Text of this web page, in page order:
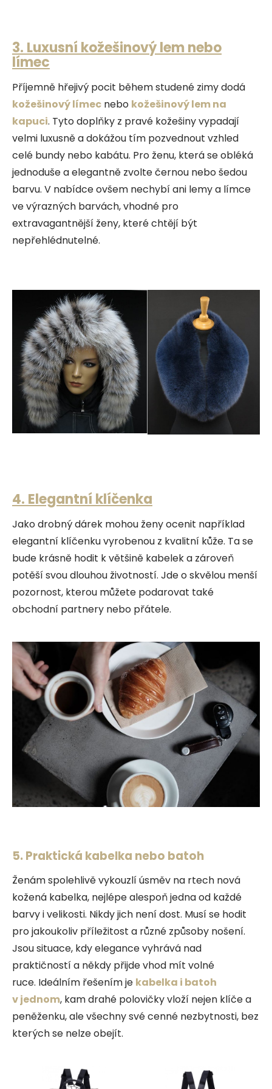
3. Luxusní kožešinový lem nebo
límec
Příjemně hřejivý pocit během studené zimy dodá
kožešinový límec nebo kožešinový lem na
kapuci. Tyto doplňky z pravé kožešiny vypadají
velmi luxusně a dokážou tím pozvednout vzhled
celé bundy nebo kabátu. Pro ženu, která se obléká
jednoduše a elegantně zvolte černou nebo šedou
barvu. V nabídce ovšem nechybí ani lemy a límce
ve výrazných barvách, vhodné pro
extravagantnější ženy, které chtějí být
nepřehlédnutelné.
4. Elegantní klíčenka
Jako drobný dárek mohou ženy ocenit například
elegantní klíčenku vyrobenou z kvalitní kůže. Ta se
bude krásně hodit k většině kabelek a zároveň
potěší svou dlouhou životností. Jde o skvělou menší
pozornost, kterou můžete podarovat také
obchodní partnery nebo přátele.
5. Praktická kabelka nebo batoh
Ženám spolehlivě vykouzlí úsměv na rtech nová
kožená kabelka, nejlépe alespoň jedna od každé
barvy i velikosti. Nikdy jich není dost. Musí se hodit
pro jakoukoliv příležitost a různé způsoby nošení.
Jsou situace, kdy elegance vyhrává nad
praktičností a někdy přijde vhod mít volné
ruce. Ideálním řešením je kabelka i batoh
v jednom, kam drahé polovičky vloží nejen klíče a
peněženku, ale všechny své cenné nezbytnosti, bez
kterých se nelze obejít.